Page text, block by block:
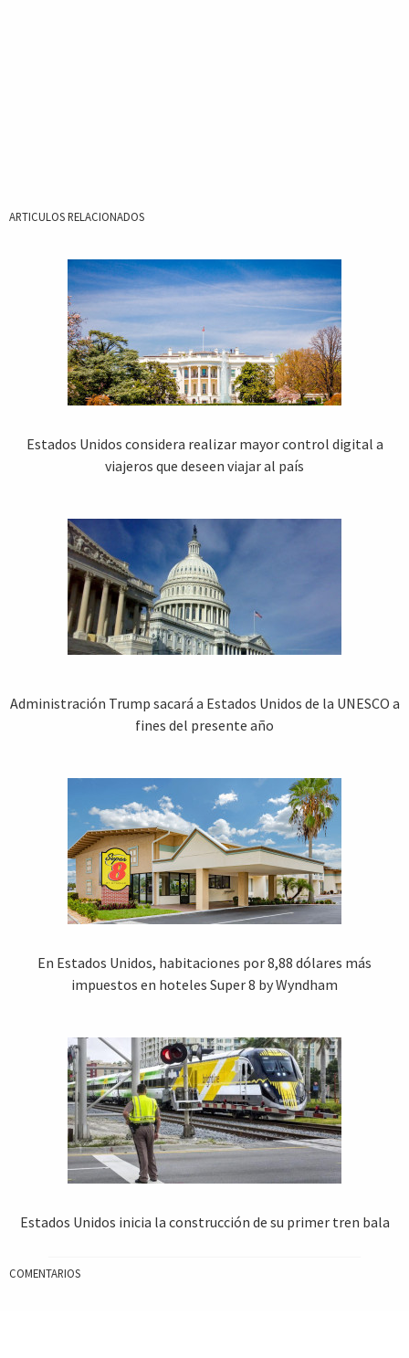
ARTICULOS RELACIONADOS
Estados Unidos considera realizar mayor control digital a
viajeros que deseen viajar al país
Administración Trump sacará a Estados Unidos de la UNESCO a
fines del presente año
En Estados Unidos, habitaciones por 8,88 dólares más
impuestos en hoteles Super 8 by Wyndham
Estados Unidos inicia la construcción de su primer tren bala
COMENTARIOS